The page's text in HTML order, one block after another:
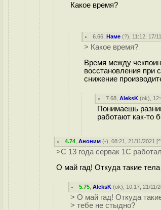
Какое время?
6.66 ,Наме (?), 11:12, 17/
> Какое время?
Время между
восстановления при
снижение
7.68 ,AleksK (ok),
Понимаешь
работают как-то
4.74 ,Аноним (-), 08:21, 21/11/2021 [^
>С 13 года сервак 1С
О май гад! Откуда такие
5.75 ,AleksK (ok), 10:17, 21/11/
> О май гад! Откуда
> тебе не стыдно?